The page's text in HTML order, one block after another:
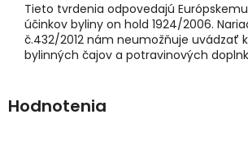
Tieto tvrdenia odpovedajú
účinkov byliny on hold 1924/2006.
č.432/2012 nám neumožňuje uvádzať
bylinných čajov a potravinových